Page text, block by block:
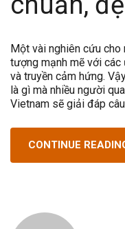
Một vài nghiên cứu cho
tượng mạnh mẽ với
và truyền cảm hứng.
là gì mà nhiều người
Vietnam sẽ giải đáp
CONTINUE